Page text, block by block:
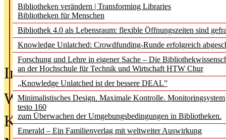
Bibliotheken verändern | Transforming Libraries
Bibliotheken für Menschen
Bibliothek 4.0 als Lebensraum: flexible Öffnungszeiten sind
Knowledge Unlatched: Crowdfunding-Runde erfolgreich
Forschung und Lehre in eigener Sache – Die
an der Hochschule für Technik und Wirtschaft HTW Chur
„Knowledge Unlatched ist der bessere DEAL”
Minimalistisches Design. Maximale Kontrolle. Monitoringsystem
testo 160
zum Überwachen der Umgebungsbedingungen in Bibliotheken.
Emerald – Ein Familienverlag mit weltweiter Auswirkung
In der Ausgabe06/2026(August
Was Hochschul­bibliotheken von
Kinder in der digitalen Welt